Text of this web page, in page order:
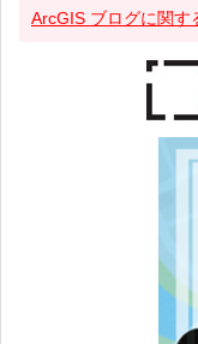
ArcGIS ブログに関す